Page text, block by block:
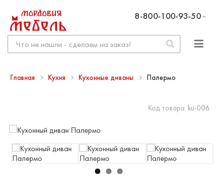
8-800-100-93-50
Главная Кухня Кухонные диваны Палермо
Код товара: ku-006